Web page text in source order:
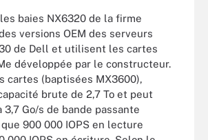
baies NX6320 de la firme
versions OEM des serveurs
de Dell et utilisent les cartes
développée par le constructeur.
cartes (baptisées MX3600),
brute de 2,7 To et peut
3,7 Go/s de bande passante
900 000 IOPS en lecture